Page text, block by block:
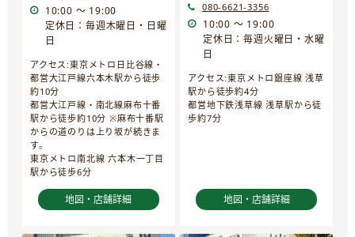
10:00 ～ 19:00
定休日：毎週木曜日・日曜
日
アクセス:東京メトロ日比谷線・
都営大江戸線六本木駅から徒歩
約10分
都営大江戸線・南北線麻布十番
駅から徒歩約10分 ※麻布十番駅
からの道のりは上り坂が続きま
す。
東京メトロ南北線 六本木一丁目
駅から徒歩6分
地図・店舗詳細
080-6621-3356
10:00 ～ 19:00
定休日：毎週火曜日・水曜
日
アクセス:東京メトロ銀座線 浅草
駅から徒歩約4分
都営地下鉄浅草線 浅草駅から徒
歩約7分
地図・店舗詳細